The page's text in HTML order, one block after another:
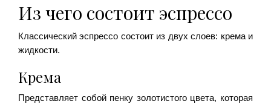
Из чего состоит эспрессо
Классический эспрессо состоит из двух слоев: крема и
жидкости.
Крема
Представляет собой пенку золотистого цвета, которая